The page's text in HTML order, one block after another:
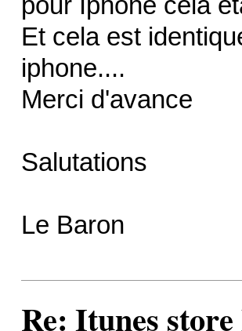
Et cela est
iphone....
Merci d'avance
Salutations
Le Baron
Re: Itunes